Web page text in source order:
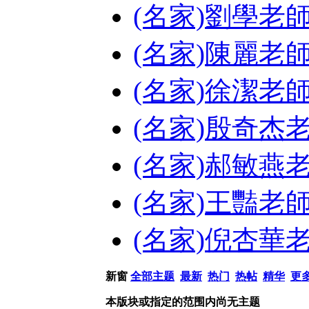
(名家)劉學老
(名家)陳麗老
(名家)徐潔老
(名家)殷奇杰
(名家)郝敏燕
(名家)王豔老
(名家)倪杏華
新窗 全部主题 最新 热门 热帖 精华 更
本版块或指定的范围内尚无主题